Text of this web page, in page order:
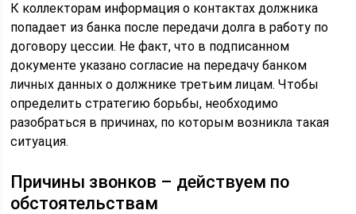
К коллекторам информация о контактах должника
попадает из банка после передачи долга в работу по
договору цессии. Не факт, что в подписанном
документе указано согласие на передачу банком
личных данных о должнике третьим лицам. Чтобы
определить стратегию борьбы, необходимо
разобраться в причинах, по которым возникла такая
ситуация.
Причины звонков – действуем по
обстоятельствам